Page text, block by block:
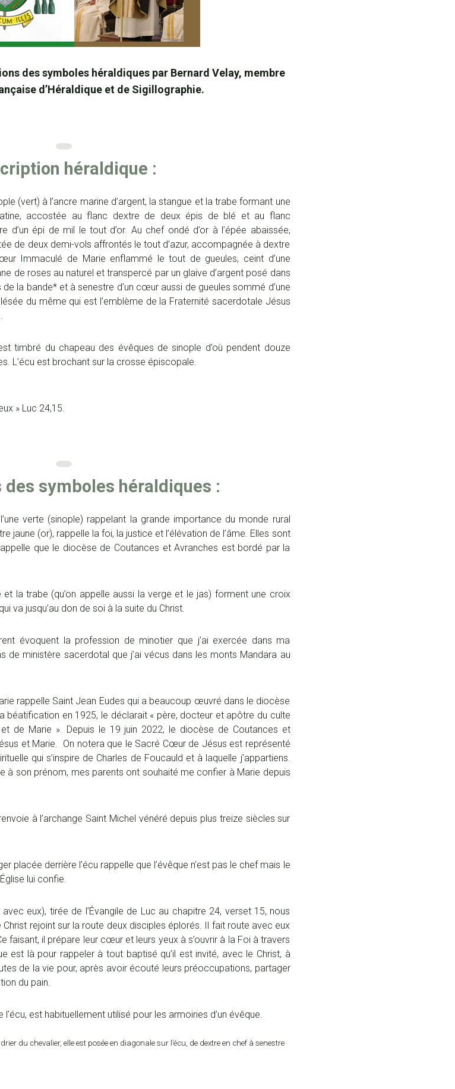
des symboles héraldiques par Bernard Velay, membre
d’Héraldique et de Sigillographie.
héraldique :
(vert) à l’ancre marine d’argent, la stangue et la trabe formant une
accostée au flanc dextre de deux épis de blé et au flanc
d’un épi de mil le tout d’or. Au chef ondé d’or à l’épée abaissée,
de deux demi-vols affrontés le tout d’azur, accompagnée à dextre
Immaculé de Marie enflammé le tout de gueules, ceint d’une
de roses au naturel et transpercé par un glaive d’argent posé dans
de la bande* et à senestre d’un cœur aussi de gueules sommé d’une
du même qui est l’emblème de la Fraternité sacerdotale Jésus
timbré du chapeau des évêques de sinople d’où pendent douze
L’écu est brochant sur la crosse épiscopale.
» Luc 24,15.
des symboles héraldiques :
verte (sinople) rappelant la grande importance du monde rural
jaune (or), rappelle la foi, la justice et l’élévation de l’âme. Elles sont
que le diocèse de Coutances et Avranches est bordé par la
et la trabe (qu’on appelle aussi la verge et le jas) forment une croix
va jusqu’au don de soi à la suite du Christ.
évoquent la profession de minotier que j’ai exercée dans ma
de ministère sacerdotal que j’ai vécus dans les monts Mandara au
rappelle Saint Jean Eudes qui a beaucoup œuvré dans le diocèse
béatification en 1925, le déclarait « père, docteur et apôtre du culte
de Marie ». Depuis le 19 juin 2022, le diocèse de Coutances et
et Marie. On notera que le Sacré Cœur de Jésus est représenté
qui s’inspire de Charles de Foucauld et à laquelle j’appartiens.
à son prénom, mes parents ont souhaité me confier à Marie depuis
à l’archange Saint Michel vénéré depuis plus treize siècles sur
placée derrière l’écu rappelle que l’évêque n’est pas le chef mais le
lui confie.
eux), tirée de l’Évangile de Luc au chapitre 24, verset 15, nous
Christ rejoint sur la route deux disciples éplorés. Il fait route avec eux
faisant, il prépare leur cœur et leurs yeux à s’ouvrir à la Foi à travers
est là pour rappeler à tout baptisé qu’il est invité, avec le Christ, à
de la vie pour, après avoir écouté leurs préoccupations, partager
du pain.
est habituellement utilisé pour les armoiries d’un évêque.
du chevalier, elle est posée en diagonale sur l’écu, de dextre en chef à senestre